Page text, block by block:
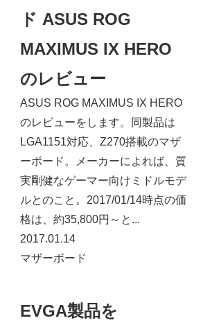
ド ASUS ROG
MAXIMUS IX HERO
のレビュー
ASUS ROG MAXIMUS IX HERO
のレビューをします。同製品は
LGA1151対応、Z270搭載のマザ
ーボード。メーカーによれば、質
実剛健なゲーマー向けミドルモデ
ルとのこと。2017/01/14時点の価
格は、約35,800円～と...
2017.01.14
マザーボード
EVGA製品を